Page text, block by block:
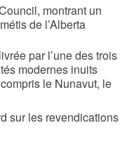
montrant un
de l’Alberta
par l’une des trois
modernes inuits
le Nunavut, le
sur les revendications